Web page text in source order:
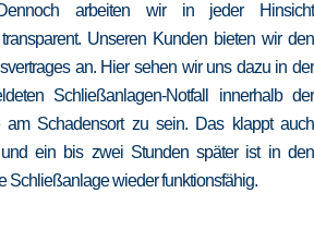
arbeiten wir in jeder Hinsicht
Unseren Kunden bieten wir den
an. Hier sehen wir uns dazu in der
Schließanlagen-Notfall innerhalb der
am Schadensort zu sein. Das klappt auch
ein bis zwei Stunden später ist in den
Schließanlage wieder funktionsfähig.